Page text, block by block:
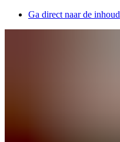
Ga direct naar de inhoud